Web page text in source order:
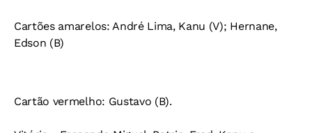
Cartões amarelos: André Lima, Kanu (V); Hernane,
Edson (B)
Cartão vermelho: Gustavo (B).